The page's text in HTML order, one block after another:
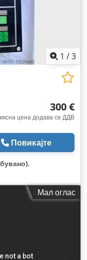
1 /3
300 €
цена додава се ДДВ
Повикајте
,
Мал оглас